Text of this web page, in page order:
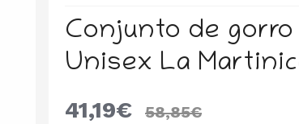
Conjunto de gorro
Unisex La
41,19€ 58,85€